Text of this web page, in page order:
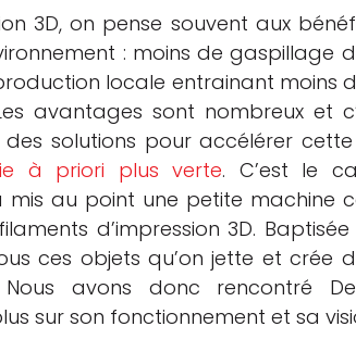
3D, on pense souvent aux
: moins de gaspillage
locale entrainant moins
avantages sont nombreux et
solutions pour accélérer
à priori plus verte. C’est le
mis au point une petite machine
d’impression 3D.
ces objets qu’on jette et crée
avons donc rencontré
sur son fonctionnement et sa